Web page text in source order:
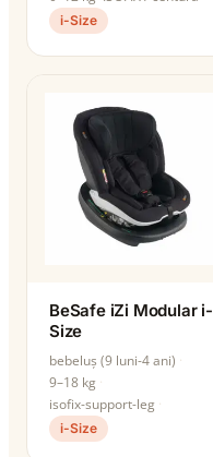
i-Size
BeSafe iZi Modular i-
Size
bebeluș (9 luni-4 ani)
9–18 kg
isofix-support-leg
i-Size